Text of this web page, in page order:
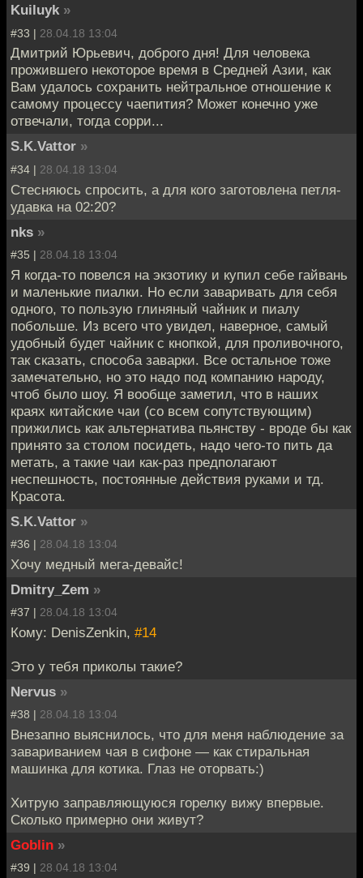
Kuiluyk »
#33 | 28.04.18 13:04
Дмитрий Юрьевич, доброго дня! Для человека
прожившего некоторое время в Средней Азии, как
Вам удалось сохранить нейтральное отношение к
самому процессу чаепития? Может конечно уже
отвечали, тогда сорри...
S.K.Vattor »
#34 | 28.04.18 13:04
Стесняюсь спросить, а для кого заготовлена петля-
удавка на 02:20?
nks »
#35 | 28.04.18 13:04
Я когда-то повелся на экзотику и купил себе гайвань
и маленькие пиалки. Но если заваривать для себя
одного, то пользую глиняный чайник и пиалу
побольше. Из всего что увидел, наверное, самый
удобный будет чайник с кнопкой, для проливочного,
так сказать, способа заварки. Все остальное тоже
замечательно, но это надо под компанию народу,
чтоб было шоу. Я вообще заметил, что в наших
краях китайские чаи (со всем сопутствующим)
прижились как альтернатива пьянству - вроде бы как
принято за столом посидеть, надо чего-то пить да
метать, а такие чаи как-раз предполагают
неспешность, постоянные действия руками и тд.
Красота.
S.K.Vattor »
#36 | 28.04.18 13:04
Хочу медный мега-девайс!
Dmitry_Zem »
#37 | 28.04.18 13:04
Кому: DenisZenkin, #14
Это у тебя приколы такие?
Nervus »
#38 | 28.04.18 13:04
Внезапно выяснилось, что для меня наблюдение за
завариванием чая в сифоне — как стиральная
машинка для котика. Глаз не оторвать:)
Хитрую заправляющуюся горелку вижу впервые.
Сколько примерно они живут?
Goblin »
#39 | 28.04.18 13:04